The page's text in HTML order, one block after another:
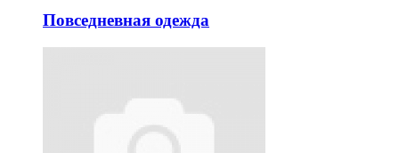
Повседневная одежда